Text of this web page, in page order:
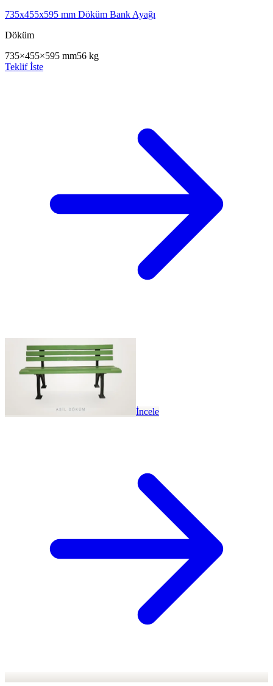
735x455x595 mm Döküm Bank Ayağı
Döküm
735×455×595 mm56 kg
Teklif İste
İncele